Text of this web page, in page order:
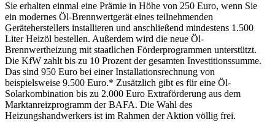
Sie erhalten einmal eine Prämie in Höhe von 250 Euro, wenn Sie
ein modernes Öl-Brennwertgerät eines teilnehmenden
Geräteherstellers installieren und anschließend mindestens 1.500
Liter Heizöl bestellen. Außerdem wird die neue Öl-
Brennwertheizung mit staatlichen Förderprogrammen unterstützt.
Die KfW zahlt bis zu 10 Prozent der gesamten Investitionssumme.
Das sind 950 Euro bei einer Installationsrechnung von
beispielsweise 9.500 Euro.* Zusätzlich gibt es für eine Öl-
Solarkombination bis zu 2.000 Euro Extraförderung aus dem
Marktanreizprogramm der BAFA. Die Wahl des
Heizungshandwerkers ist im Rahmen der Aktion völlig frei.